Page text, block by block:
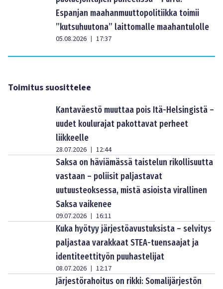
Espanjan maahanmuuttopolitiikka toimii
”kutsuhuutona” laittomalle maahantulolle
05.08.2026 | 17:37
Toimitus suosittelee
Kantaväestö muuttaa pois Itä-Helsingistä –
uudet koulurajat pakottavat perheet
liikkeelle
28.07.2026 | 12:44
Saksa on häviämässä taistelun rikollisuutta
vastaan – poliisit paljastavat
uutuusteoksessa, mistä asioista virallinen
Saksa vaikenee
09.07.2026 | 16:11
Kuka hyötyy järjestöavustuksista – selvitys
paljastaa varakkaat STEA-tuensaajat ja
identiteettityön puuhastelijat
08.07.2026 | 12:17
Järjestörahoitus on rikki: Somalijärjestön